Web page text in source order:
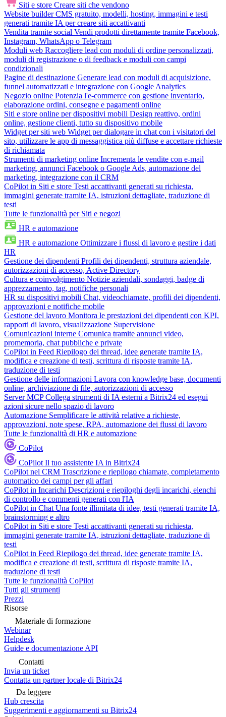
Siti e store Creare siti che vendono
Website builder CMS gratuito, modelli, hosting, immagini e testi
generati tramite IA per creare siti accattivanti
Vendita tramite social Vendi prodotti direttamente tramite Facebook,
Instagram, WhatsApp o Telegram
Moduli web Raccogliere lead con moduli di ordine personalizzati,
moduli di registrazione o di feedback e moduli con campi
condizionali
Pagine di destinazione Generare lead con moduli di acquisizione,
funnel automatizzati e integrazione con Google Analytics
Negozio online Potenzia l'e-commerce con gestione inventario,
elaborazione ordini, consegne e pagamenti online
Siti e store online per dispositivi mobili Design reattivo, ordini
online, gestione clienti, tutto su dispositivo mobile
Widget per siti web Widget per dialogare in chat con i visitatori del
sito, utilizzare le app di messaggistica più diffuse e accettare richieste
di richiamata
Strumenti di marketing online Incrementa le vendite con e-mail
marketing, annunci Facebook o Google Ads, automazione del
marketing, integrazione con il CRM
CoPilot in Siti e store Testi accattivanti generati su richiesta,
immagini generate tramite IA, istruzioni dettagliate, traduzione di
testi
Tutte le funzionalità per Siti e negozi
HR e automazione
HR e automazione Ottimizzare i flussi di lavoro e gestire i dati
HR
Gestione dei dipendenti Profili dei dipendenti, struttura aziendale,
autorizzazioni di accesso, Active Directory
Cultura e coinvolgimento Notizie aziendali, sondaggi, badge di
apprezzamento, tag, notifiche personali
HR su dispositivi mobili Chat, videochiamate, profili dei dipendenti,
approvazioni e notifiche mobile
Gestione del lavoro Monitora le prestazioni dei dipendenti con KPI,
rapporti di lavoro, visualizzazione Supervisione
Comunicazioni interne Comunica tramite annunci video,
promemoria, chat pubbliche e private
CoPilot in Feed Riepilogo dei thread, idee generate tramite IA,
modifica e creazione di testi, scrittura di risposte tramite IA,
traduzione di testi
Gestione delle informazioni Lavora con knowledge base, documenti
online, archiviazione di file, autorizzazioni di accesso
Server MCP Collega strumenti di IA esterni a Bitrix24 ed esegui
azioni sicure nello spazio di lavoro
Automazione Semplificare le attività relative a richieste,
approvazioni, note spese, RPA, automazione dei flussi di lavoro
Tutte le funzionalità di HR e automazione
CoPilot
CoPilot Il tuo assistente IA in Bitrix24
CoPilot nel CRM Trascrizione e riepilogo chiamate, completamento
automatico dei campi per gli affari
CoPilot in Incarichi Descrizioni e riepiloghi degli incarichi, elenchi
di controllo e commenti generati con l'IA
CoPilot in Chat Una fonte illimitata di idee, testi generati tramite IA,
brainstorming e altro
CoPilot in Siti e store Testi accattivanti generati su richiesta,
immagini generate tramite IA, istruzioni dettagliate, traduzione di
testi
CoPilot in Feed Riepilogo dei thread, idee generate tramite IA,
modifica e creazione di testi, scrittura di risposte tramite IA,
traduzione di testi
Tutte le funzionalità CoPilot
Tutti gli strumenti
Prezzi
Risorse
Materiale di formazione
Webinar
Helpdesk
Guide e documentazione API
Contatti
Invia un ticket
Contatta un partner locale di Bitrix24
Da leggere
Hub crescita
Suggerimenti e aggiornamenti su Bitrix24